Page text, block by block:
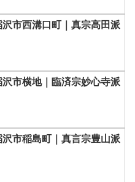
沢市西溝口町｜真宗高田派
市横地｜臨済宗妙心寺派
沢市稲島町｜真言宗豊山派